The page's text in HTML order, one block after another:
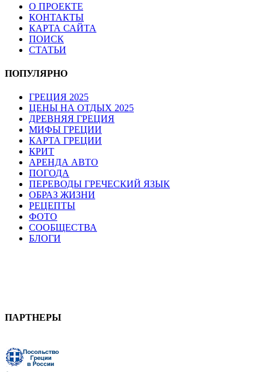
О ПРОЕКТЕ
КОНТАКТЫ
КАРТА САЙТА
ПОИСК
СТАТЬИ
ПОПУЛЯРНО
ГРЕЦИЯ 2025
ЦЕНЫ НА ОТДЫХ 2025
ДРЕВНЯЯ ГРЕЦИЯ
МИФЫ ГРЕЦИИ
КАРТА ГРЕЦИИ
КРИТ
АРЕНДА АВТО
ПОГОДА
ПЕРЕВОДЫ ГРЕЧЕСКИЙ ЯЗЫК
ОБРАЗ ЖИЗНИ
РЕЦЕПТЫ
ФОТО
СООБЩЕСТВА
БЛОГИ
ПАРТНЕРЫ